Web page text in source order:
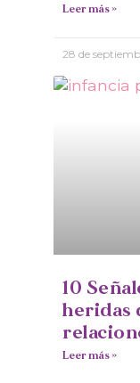
Leer más »
28 de
10
heridas
Leer más »